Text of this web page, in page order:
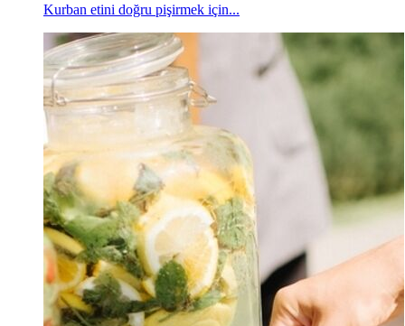
Kurban etini doğru pişirmek için...